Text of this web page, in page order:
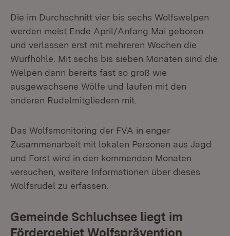
Die im Durchschnitt vier bis sechs Wolfswelpen
werden meist Ende April/Anfang Mai geboren
und verlassen erst mit mehreren Wochen die
Wurfhöhle. Mit sechs bis sieben Monaten sind die
Welpen dann bereits fast so groß wie
ausgewach­sene Wölfe und laufen mit den
anderen Rudelmitgliedern mit.
Das Wolfsmonitoring der FVA in enger
Zusammenarbeit mit lokalen Personen aus Jagd
und Forst wird in den kommenden Monaten
versuchen, weitere Infor­mationen über dieses
Wolfsrudel zu erfassen.
Gemeinde Schluchsee liegt im
Fördergebiet Wolfsprävention